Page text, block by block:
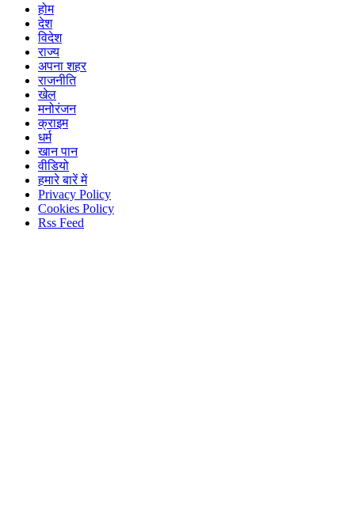
होम
देश
विदेश
राज्य
अपना शहर
राजनीति
खेल
मनोरंजन
क्राइम
धर्म
खान पान
वीडियो
हमारे बारें में
Privacy Policy
Cookies Policy
Rss Feed